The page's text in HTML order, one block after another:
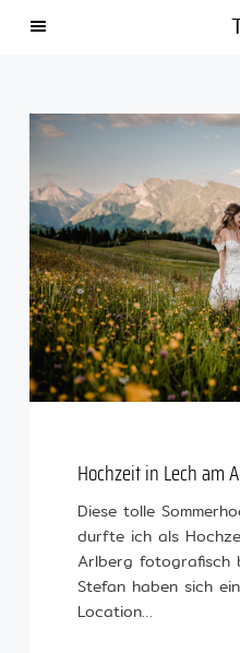
Hochzeit in Lech am
Diese tolle
durfte ich als
Arlberg fotografisch
Stefan haben sich
Location…
Portfolio
Info
Referenzen
Kontaktiere
Rechtliche Links